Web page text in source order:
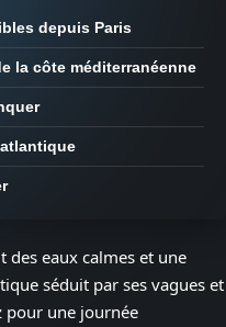
depuis Paris
la côte méditerranéenne
eaux calmes et une
séduit par ses vagues et
pour une journée